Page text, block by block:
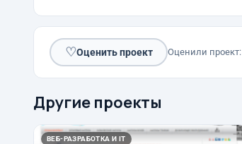
♡Оценить проект Оценили проект:
Другие проекты
ВЕБ-РАЗРАБОТКА И IT